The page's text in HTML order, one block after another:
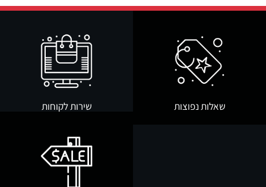
שאלות נפוצות שירות לקוחות